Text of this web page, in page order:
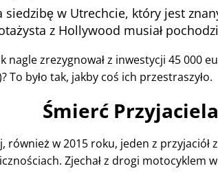
w Utrechcie, który jest
z Hollywood musiał
nagle zrezygnował z inwestycji 45 000
To było tak, jakby coś ich przestraszyło.
Śmierć Przyjaciela
również w 2015 roku, jeden z przyjaciół
Zjechał z drogi motocyklem w